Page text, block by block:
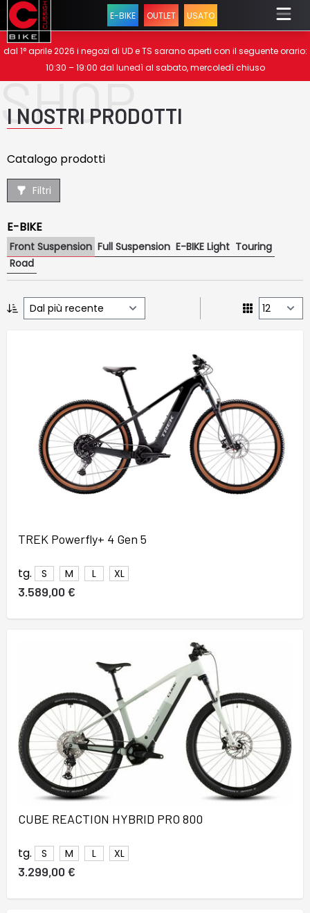
E-BIKE OUTLET USATO
dal 1° aprile 2026 i negozi di UD e TS sarano aperti con il seguente orario:
10:30 – 19:00 dal lunedì al sabato, mercoledì chiuso
SHOP
I NOSTRI PRODOTTI
Catalogo prodotti
Filtri
E-BIKE
Front Suspension Full Suspension E-BIKE Light Touring
Road
TREK Powerfly+ 4 Gen 5
tg. S M L XL
3.589,00 €
CUBE REACTION HYBRID PRO 800
tg. S M L XL
3.299,00 €
menu
38 39 40 41